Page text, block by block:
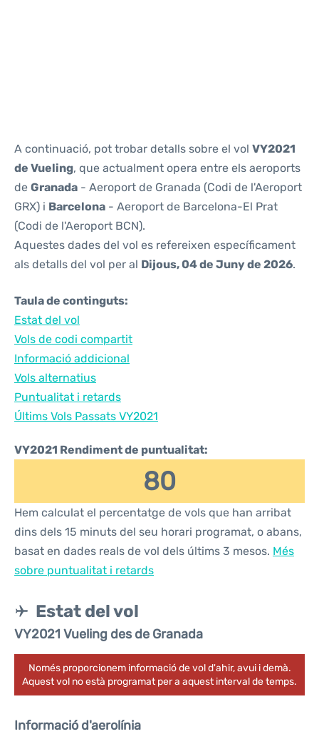
A continuació, pot trobar detalls sobre el vol VY2021
de Vueling, que actualment opera entre els aeroports
de Granada - Aeroport de Granada (Codi de l'Aeroport
GRX) i Barcelona - Aeroport de Barcelona-El Prat
(Codi de l'Aeroport BCN).
Aquestes dades del vol es refereixen específicament
als detalls del vol per al Dijous, 04 de Juny de 2026.
Taula de continguts:
Estat del vol
Vols de codi compartit
Informació addicional
Vols alternatius
Puntualitat i retards
Últims Vols Passats VY2021
VY2021 Rendiment de puntualitat:
80
Hem calculat el percentatge de vols que han arribat
dins dels 15 minuts del seu horari programat, o abans,
basat en dades reals de vol dels últims 3 mesos. Més
sobre puntualitat i retards
Estat del vol
VY2021 Vueling des de Granada
Només proporcionem informació de vol d'ahir, avui i demà.
Aquest vol no està programat per a aquest interval de temps.
Informació d'aerolínia